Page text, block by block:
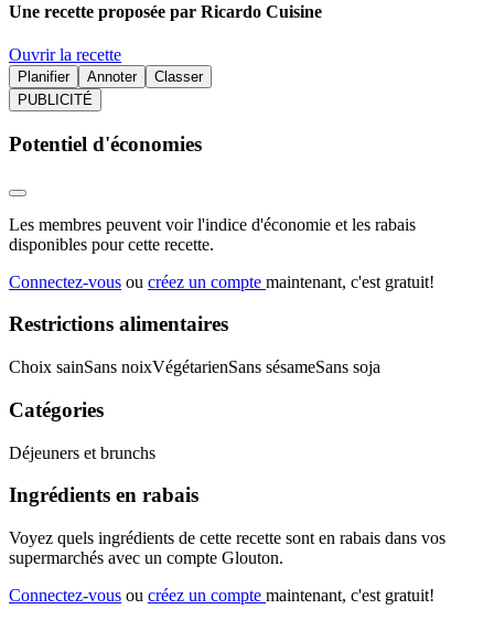
Une recette proposée par Ricardo Cuisine
Ouvrir la recette
Planifier Annoter
Classer
PUBLICITÉ
Potentiel d'économies
Les membres peuvent voir l'indice d'économie et les rabais
disponibles pour cette recette.
Connectez-vous ou créez un compte maintenant, c'est gratuit!
Restrictions alimentaires
Choix sainSans noixVégétarienSans sésameSans soja
Catégories
Déjeuners et brunchs
Ingrédients en rabais
Voyez quels ingrédients de cette recette sont en rabais dans vos
supermarchés avec un compte Glouton.
Connectez-vous ou créez un compte maintenant, c'est gratuit!